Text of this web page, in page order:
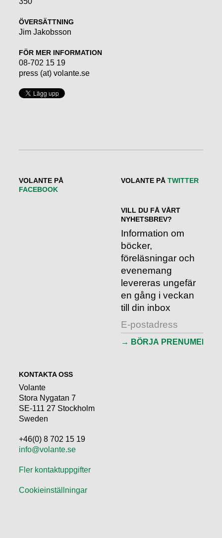
ÖVERSÄTTNING
Jim Jakobsson
FÖR MER INFORMATION
08-702 15 19
press (at) volante.se
VOLANTE PÅ
FACEBOOK
VOLANTE PÅ TWITTER
VILL DU FÅ VÅRT
NYHETSBREV?
Information om
böcker,
föreläsningar och
evenemang
levereras ungefär
en gång i veckan
till din inbox
KONTAKTA OSS
Volante
Stora Nygatan 7
SE-111 27 Stockholm
Sweden
+46(0) 8 702 15 19
info@volante.se
Fler kontaktuppgifter
Cookieinställningar